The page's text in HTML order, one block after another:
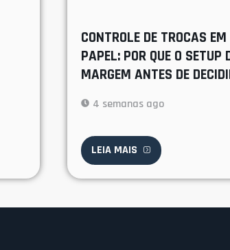
CONTROLE DE TROCAS
PAPEL: POR QUE O SETUP
MARGEM ANTES DE
4 semanas ago
LEIA MAIS